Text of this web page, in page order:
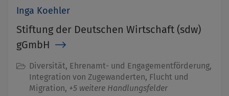
Inga Koehler
Stiftung der Deutschen Wirtschaft (sdw)
gGmbH
Diversität, Ehrenamt- und Engagementförderung,
Integration von Zugewanderten, Flucht und
Migration, +5 weitere Handlungsfelder